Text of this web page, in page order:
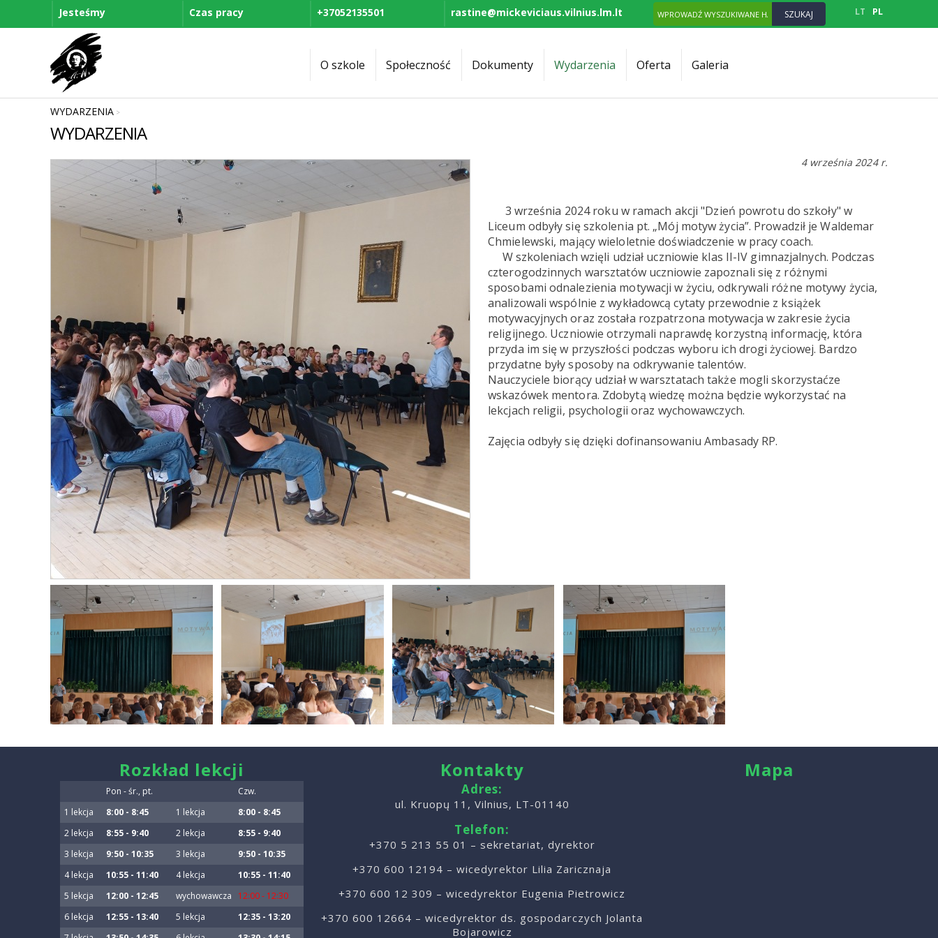
LT PL
O szkole Społeczność Dokumenty Wydarzenia Oferta Galeria
Jesteśmy Czas pracy +37052135501 rastine@mickeviciaus.vilnius.lm.lt
WYDARZENIA >
WYDARZENIA
4 września 2024 r.
3 września 2024 roku w ramach akcji "Dzień powrotu do szkoły" w
Liceum odbyły się szkolenia pt. „Mój motyw życia”. Prowadził jeWaldemar
Chmielewski, mający wieloletnie doświadczenie w pracy coach.
W szkoleniach wzięli udział uczniowie klas II-IV gimnazjalnych. Podczas
czterogodzinnych warsztatów uczniowie zapoznali się z różnymi
sposobami odnalezienia motywacji w życiu, odkrywali różne motywy życia,
analizowali wspólnie z wykładowcą cytaty przewodnie z książek
motywacyjnych oraz została rozpatrzona motywacja w zakresie życia
religijnego. Uczniowie otrzymali naprawdę korzystną informację, która
przyda im się w przyszłości podczas wyboru ich drogi życiowej. Bardzo
przydatne były sposoby na odkrywanie talentów.
Nauczyciele biorący udział w warsztatach także mogli skorzystaćze
wskazówek mentora. Zdobytą wiedzę można będzie wykorzystać na
lekcjach religii, psychologii oraz wychowawczych.
Zajęcia odbyły się dzięki dofinansowaniu Ambasady RP.
Rozkład lekcji
Pon - śr., pt.
Czw.
1 lekcja
8:00 - 8:45 1 lekcja
8:00 - 8:45
2 lekcja
8:55 - 9:40 2 lekcja
8:55 - 9:40
3 lekcja
9:50 - 10:35 3 lekcja
9:50 - 10:35
4 lekcja
10:55 - 11:40 4 lekcja
10:55 - 11:40
5 lekcja
12:00 - 12:45 wychowawcza
12:00 - 12:30
6 lekcja
12:55 - 13:40 5 lekcja
12:35 - 13:20
Kontakty
Adres:
ul. Kruopų 11, Vilnius, LT-01140
Telefon:
+370 5 213 55 01 – sekretariat, dyrektor
+370 600 12194 – wicedyrektor Lilia Zaricznaja
+370 600 12 309 – wicedyrektor Eugenia Pietrowicz
+370 600 12664 – wicedyrektor ds. gospodarczych Jolanta
Bojarowicz
Mapa